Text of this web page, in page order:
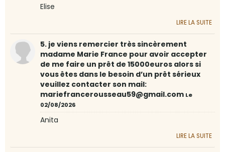
Elise
LIRE LA SUITE
5. je viens remercier très sincèrement
madame Marie France pour avoir accepter
de me faire un prêt de 15000euros alors si
vous êtes dans le besoin d’un prêt sérieux
veuillez contacter son mail:
mariefrancerousseau59@gmail.com Le
02/08/2026
Anita
LIRE LA SUITE